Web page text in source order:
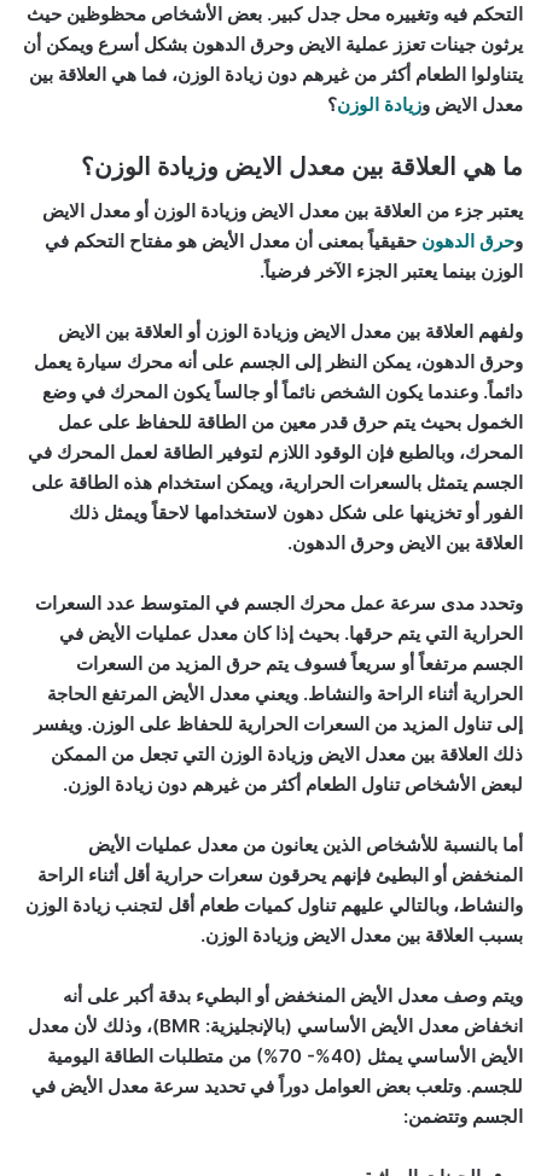
التحكم فيه وتغييره محل جدل كبير. بعض الأشخاص محظوظين حيث
يرثون جينات تعزز عملية الايض وحرق الدهون بشكل أسرع ويمكن أن
يتناولوا الطعام أكثر من غيرهم دون زيادة الوزن، فما هي العلاقة بين
معدل الايض وزيادة الوزن؟
ما هي العلاقة بين معدل الايض وزيادة الوزن؟
يعتبر جزء من العلاقة بين معدل الايض وزيادة الوزن أو معدل الايض
وحرق الدهون حقيقياً بمعنى أن معدل الأيض هو مفتاح التحكم في
الوزن بينما يعتبر الجزء الآخر فرضياً.
ولفهم العلاقة بين معدل الايض وزيادة الوزن أو العلاقة بين الايض
وحرق الدهون، يمكن النظر إلى الجسم على أنه محرك سيارة يعمل
دائماً. وعندما يكون الشخص نائماً أو جالساً يكون المحرك في وضع
الخمول بحيث يتم حرق قدر معين من الطاقة للحفاظ على عمل
المحرك، وبالطبع فإن الوقود اللازم لتوفير الطاقة لعمل المحرك في
الجسم يتمثل بالسعرات الحرارية، ويمكن استخدام هذه الطاقة على
الفور أو تخزينها على شكل دهون لاستخدامها لاحقاً ويمثل ذلك
العلاقة بين الايض وحرق الدهون.
وتحدد مدى سرعة عمل محرك الجسم في المتوسط عدد السعرات
الحرارية التي يتم حرقها. بحيث إذا كان معدل عمليات الأيض في
الجسم مرتفعاً أو سريعاً فسوف يتم حرق المزيد من السعرات
الحرارية أثناء الراحة والنشاط. ويعني معدل الأيض المرتفع الحاجة
إلى تناول المزيد من السعرات الحرارية للحفاظ على الوزن. ويفسر
ذلك العلاقة بين معدل الايض وزيادة الوزن التي تجعل من الممكن
لبعض الأشخاص تناول الطعام أكثر من غيرهم دون زيادة الوزن.
أما بالنسبة للأشخاص الذين يعانون من معدل عمليات الأيض
المنخفض أو البطيئ فإنهم يحرقون سعرات حرارية أقل أثناء الراحة
والنشاط، وبالتالي عليهم تناول كميات طعام أقل لتجنب زيادة الوزن
بسبب العلاقة بين معدل الايض وزيادة الوزن.
ويتم وصف معدل الأيض المنخفض أو البطيء بدقة أكبر على أنه
انخفاض معدل الأيض الأساسي (بالإنجليزية: BMR)، وذلك لأن
معدل
الأيض الأساسي يمثل (40%- 70%) من متطلبات الطاقة اليومية
للجسم. وتلعب بعض العوامل دوراً في تحديد سرعة معدل الأيض في
الجسم وتتضمن: